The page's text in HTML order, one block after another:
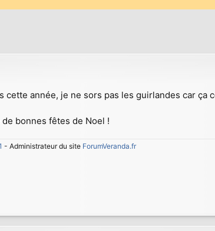
cette année, je ne sors pas les guirlandes car ça
bonnes fêtes de Noel !
- Administrateur du site ForumVeranda.fr